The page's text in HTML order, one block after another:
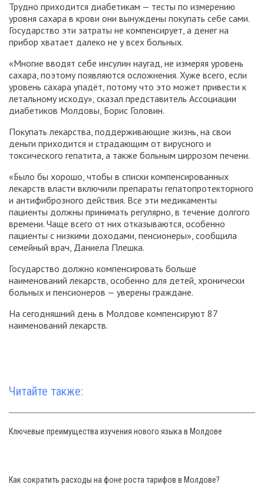
Трудно приходится диабетикам — тесты по измерению
уровня сахара в крови они вынуждены покупать себе сами.
Государство эти затраты не компенсирует, а денег на
прибор хватает далеко не у всех больных.
«Многие вводят себе инсулин наугад, не измеряя уровень
сахара, поэтому появляются осложнения. Хуже всего, если
уровень сахара упадёт, потому что это может привести к
летальному исходу», сказал представитель Ассоциации
диабетиков Молдовы, Борис Головин.
Покупать лекарства, поддерживающие жизнь, на свои
деньги приходится и страдающим от вирусного и
токсического гепатита, а также больным циррозом печени.
«Было бы хорошо, чтобы в списки компенсированных
лекарств власти включили препараты гепатопротекторного
и антифиброзного действия. Все эти медикаменты
пациенты должны принимать регулярно, в течение долгого
времени. Чаще всего от них отказываются, особенно
пациенты с низкими доходами, пенсионеры», сообщила
семейный врач, Даниела Плешка.
Государство должно компенсировать больше
наименований лекарств, особенно для детей, хронически
больных и пенсионеров — уверены граждане.
На сегодняшний день в Молдове компенсируют 87
наименований лекарств.
Читайте также:
Ключевые преимущества изучения нового языка в Молдове
Как сократить расходы на фоне роста тарифов в Молдове?